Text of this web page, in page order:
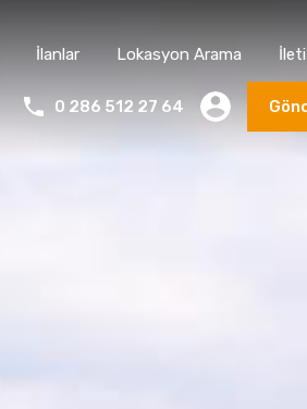
İlanlar Lokasyon Arama
0 286 512 27 64